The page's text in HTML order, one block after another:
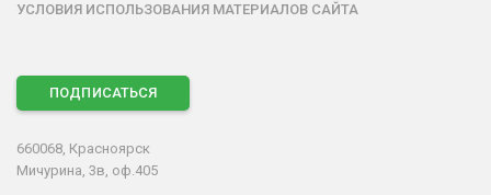
УСЛОВИЯ ИСПОЛЬЗОВАНИЯ МАТЕРИАЛОВ САЙТА
ПОДПИСАТЬСЯ
660068, Красноярск
Мичурина, 3в, оф.405